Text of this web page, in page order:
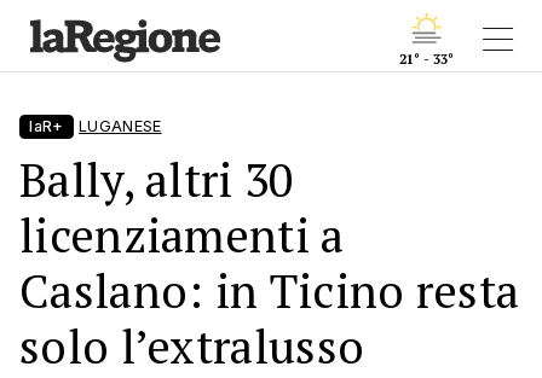
21° - 33°
laR+ LUGANESE
Bally, altri 30
licenziamenti a
Caslano: in Ticino resta
solo l’extralusso